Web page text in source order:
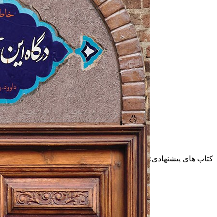
کتاب های پیشنهادی: